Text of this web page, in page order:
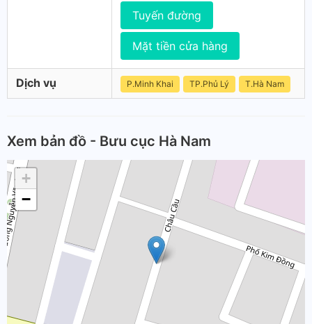
Tuyến đường
Mặt tiền cửa hàng
Dịch vụ P.Minh Khai TP.Phủ Lý T.Hà Nam
Xem bản đồ - Bưu cục Hà Nam
+
−